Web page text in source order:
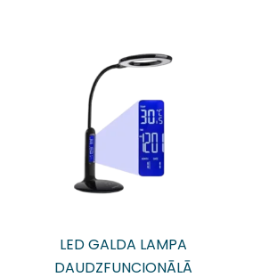
LED GALDA LAMPA
DAUDZFUNCIONĀLĀ